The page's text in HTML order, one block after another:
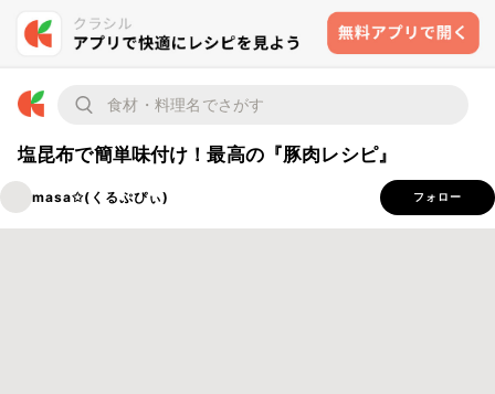
塩昆布で簡単味付け！最高の『豚肉レシピ』
masa✩(くるぷぴぃ) フォロー